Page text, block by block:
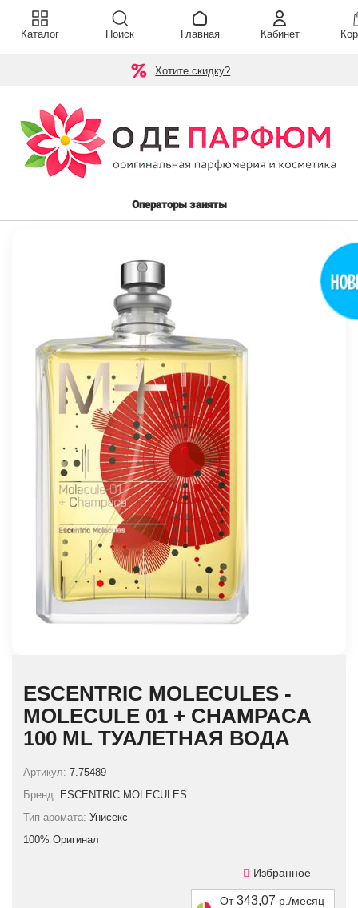
Хотите скидку?
Операторы заняты
ESCENTRIC MOLECULES -
MOLECULE 01 + CHAMPACA
100 ML ТУАЛЕТНАЯ ВОДА
Артикул: 7.75489
Бренд: ESCENTRIC MOLECULES
Тип аромата: Унисекс
100% Оригинал
Избранное
От343,07 р./месяц
Каталог Поиск Главная Кабинет